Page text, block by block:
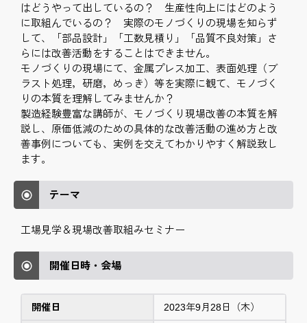
はどうやって出しているの？ 生産性向上にはどのよう
に取組んでいるの？ 実際のモノづくりの現場を知らず
して、「部品設計」「工数見積り」「品質不良対策」さ
らには改善活動をすることはできません。
モノづくりの現場にて、金属プレス加工、表面処理（ブ
ラスト処理，研磨，めっき）等を実際に観て、モノづく
りの本質を理解してみませんか？
製造経験豊富な講師が、モノづくり現場改善の本質を解
説し、原価低減のための具体的な改善活動の進め方と改
善事例についても、実例を交えてわかりやすく解説致し
ます。
テーマ
工場見学＆現場改善取組みセミナー
開催日時・会場
開催日 2023年9月28日（木）